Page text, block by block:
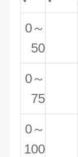
0～
50
0～
75
0～
100